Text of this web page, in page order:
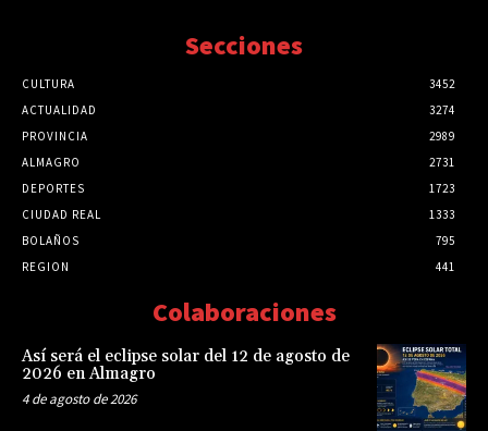
Secciones
CULTURA
3452
ACTUALIDAD
3274
PROVINCIA
2989
ALMAGRO
2731
DEPORTES
1723
CIUDAD REAL
1333
BOLAÑOS
795
REGION
441
Colaboraciones
Así será el eclipse solar del 12 de agosto de
2026 en Almagro
4 de agosto de 2026